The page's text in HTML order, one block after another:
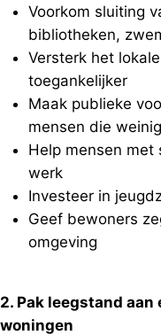
Voorkom sluiting
bibliotheken,
Versterk het
toegankelijker
Maak publieke
mensen die
Help mensen met
werk
Investeer in
Geef bewoners
omgeving
2. Pak leegstand
woningen